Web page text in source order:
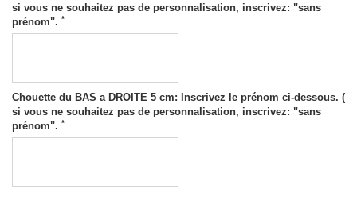
si vous ne souhaitez pas de personnalisation, inscrivez: "sans
prénom". *
Chouette du BAS a DROITE 5 cm: Inscrivez le prénom ci-dessous. (
si vous ne souhaitez pas de personnalisation, inscrivez: "sans
prénom". *